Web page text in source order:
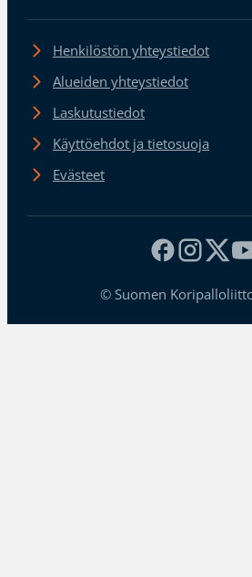
Henkilöstön yhteystiedot
Alueiden yhteystiedot
Laskutustiedot
Käyttöehdot ja tietosuoja
Evästeet
© Suomen